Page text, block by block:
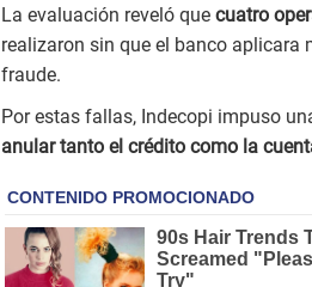
La evaluación reveló que cuatro
realizaron sin que el banco aplicara
fraude.
Por estas fallas, Indecopi impuso
anular tanto el crédito como la